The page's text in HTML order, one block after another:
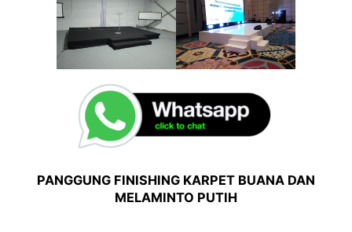
PANGGUNG FINISHING KARPET BUANA DAN
MELAMINTO PUTIH